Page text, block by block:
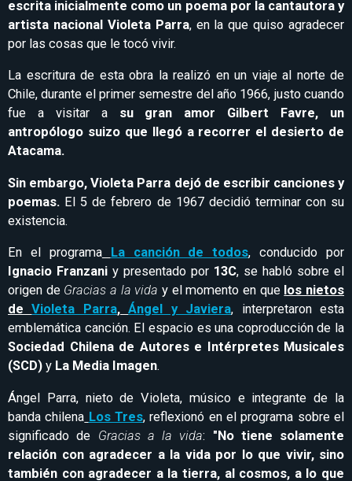
escrita inicialmente como un poema por la cantautora y
artista nacional Violeta Parra, en la que quiso agradecer
por las cosas que le tocó vivir.
La escritura de esta obra la realizó en un viaje al norte de
Chile, durante el primer semestre del año 1966, justo cuando
fue a visitar a su gran amor Gilbert Favre, un
antropólogo suizo que llegó a recorrer el desierto de
Atacama.
Sin embargo, Violeta Parra dejó de escribir canciones y
poemas. El 5 de febrero de 1967 decidió terminar con su
existencia.
En el programa La canción de todos, conducido por
Ignacio Franzani y presentado por 13C, se habló sobre el
origen de Gracias a la vida y el momento en que los nietos
deVioleta Parra,Ángel y Javiera, interpretaron esta
emblemática canción. El espacio es una coproducción de la
Sociedad Chilena de Autores e Intérpretes Musicales
(SCD) y La Media Imagen.
Ángel Parra, nieto de Violeta, músico e integrante de la
banda chilena Los Tres, reflexionó en el programa sobre el
significado de Gracias a la vida: "No tiene solamente
relación con agradecer a la vida por lo que vivir, sino
también con agradecer a la tierra, al cosmos, a lo que